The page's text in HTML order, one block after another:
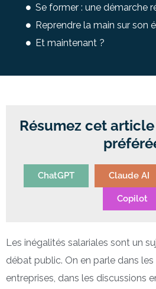
Se former : une démarche
Reprendre la main sur son
Et maintenant ?
Résumez cet
ChatGPT Claude AI
Copilot
Les inégalités salariales sont un
débat public. On en parle dans
entreprises, dans les discussions